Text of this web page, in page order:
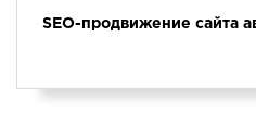
SEO-продвижение сайта